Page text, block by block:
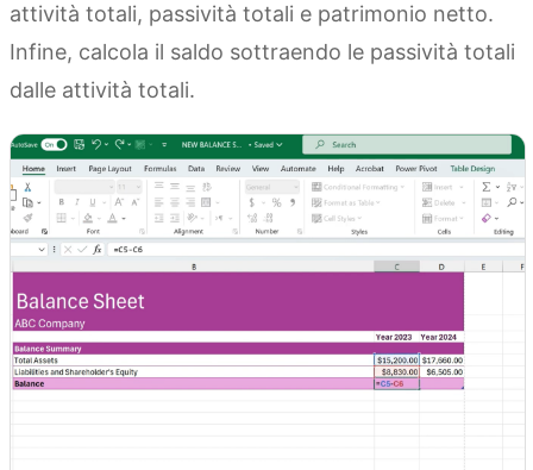
attività totali, passività totali e patrimonio netto.
Infine, calcola il saldo sottraendo le passività totali
dalle attività totali.